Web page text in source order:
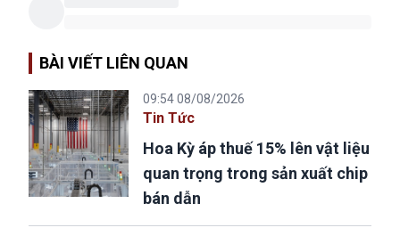
BÀI VIẾT LIÊN QUAN
09:54 08/08/2026
Tin Tức
Hoa Kỳ áp thuế 15% lên vật liệu
quan trọng trong sản xuất chip
bán dẫn